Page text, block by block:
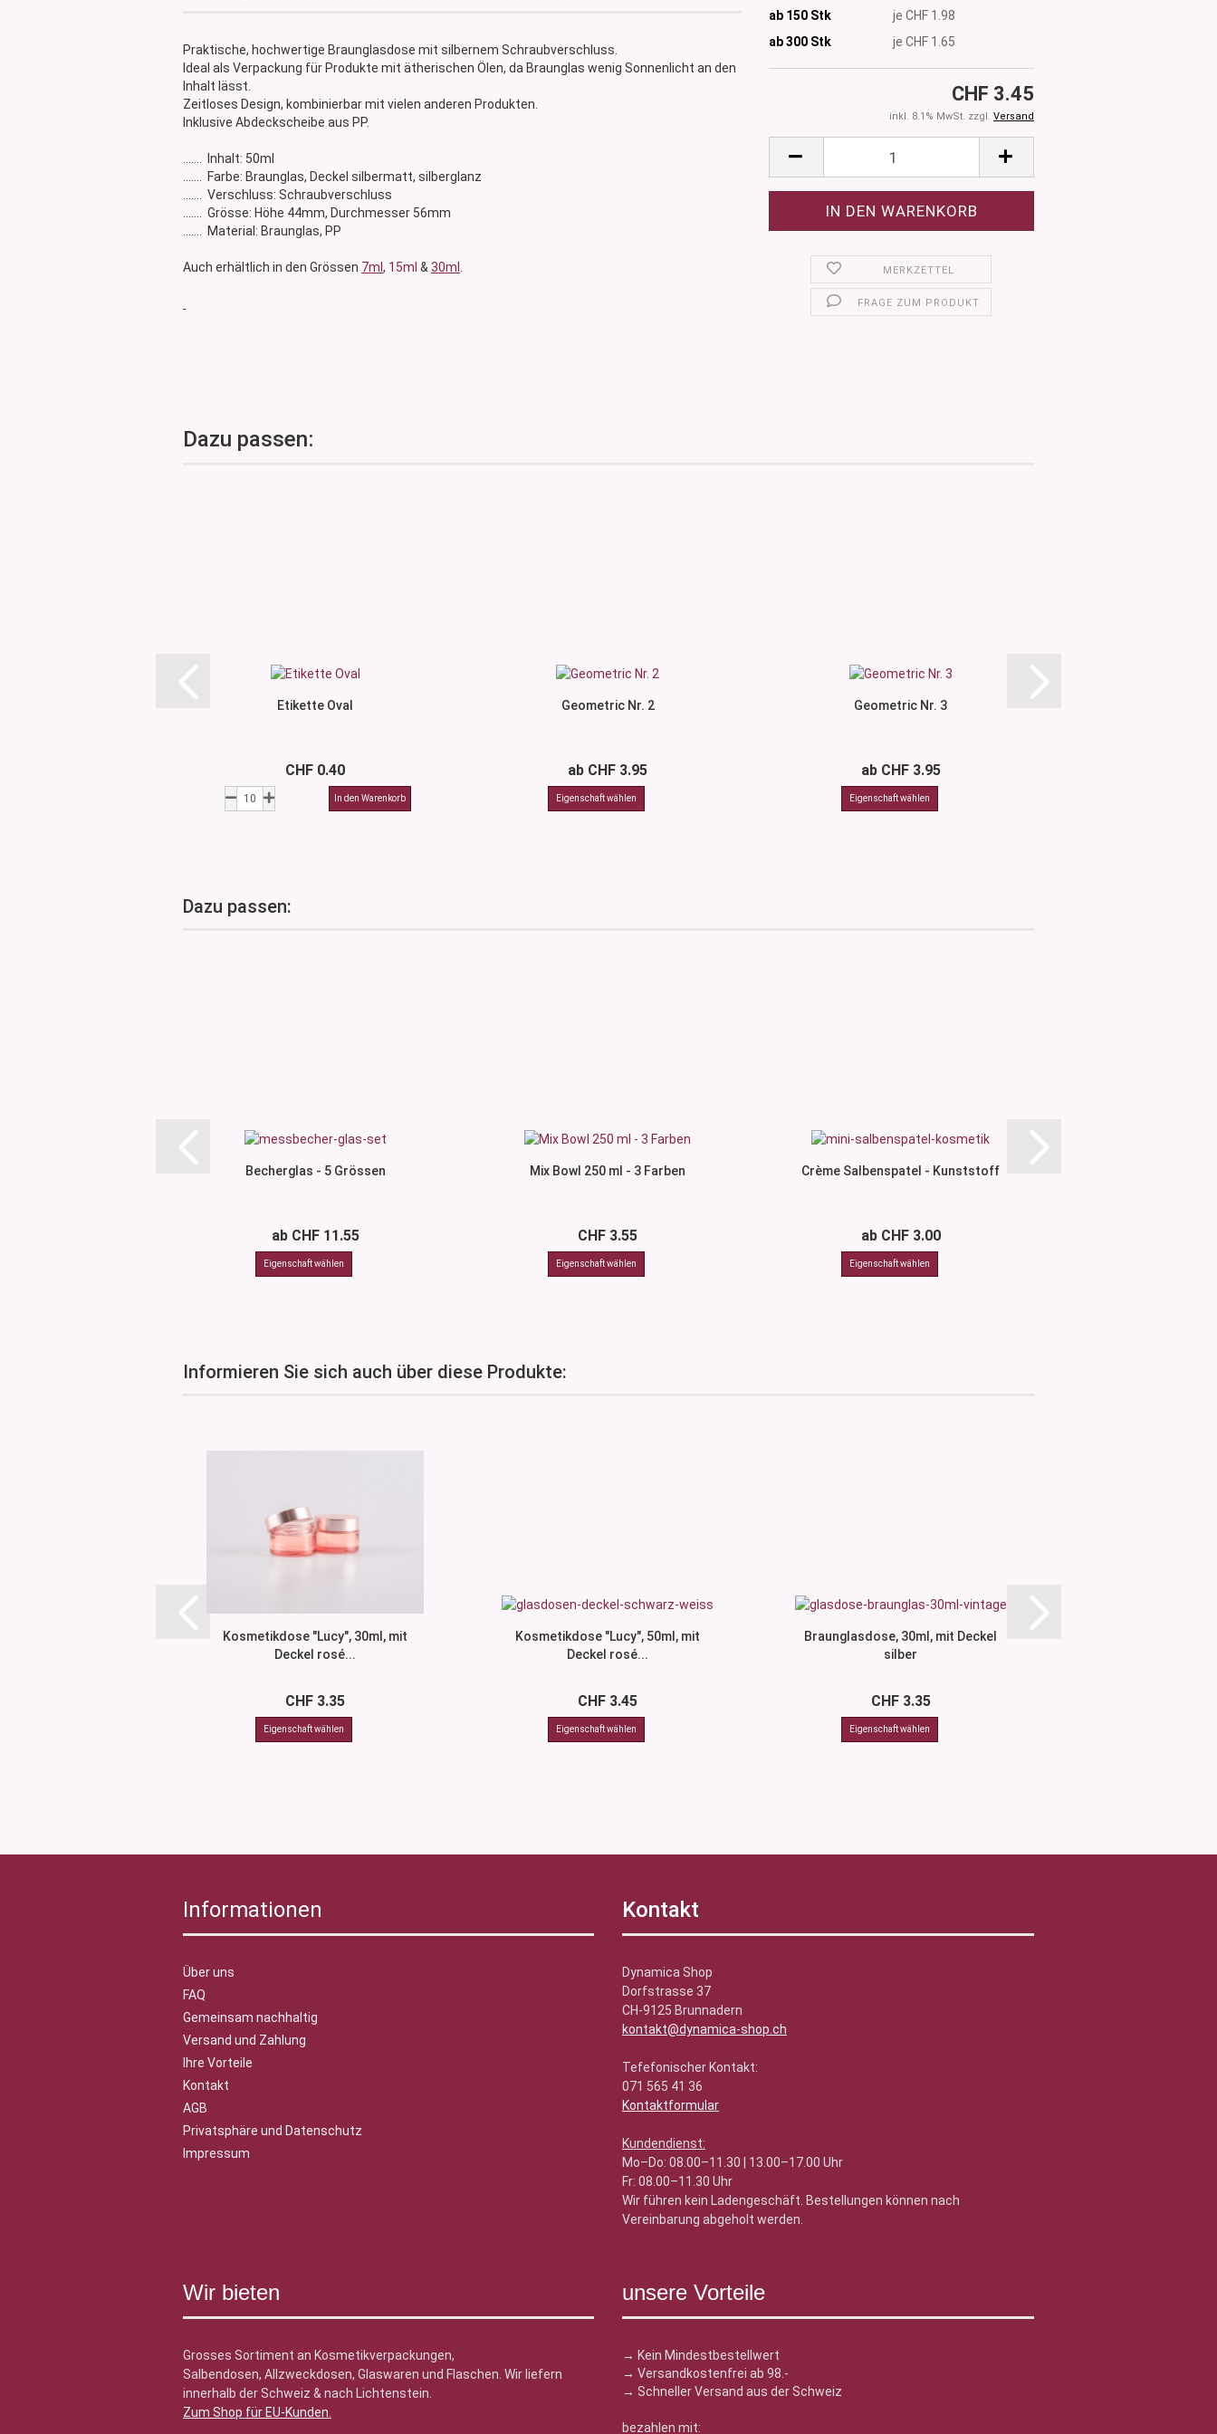
Dose Bambus & Walnut
Dose Neville
Dose Saba
ab 150 Stk
je CHF 1.98
ab 300Stk je CHF 1.65
CHF 3.45
inkl. 8.1% MwSt. zzgl. Versand
MERKZETTEL
FRAGE ZUM PRODUKT
Praktische, hochwertige Braunglasdose mit silbernem Schraubverschluss.
Ideal als Verpackung für Produkte mit ätherischen Ölen, da Braunglas wenig Sonnenlicht an den
Inhalt lässt.
Zeitloses Design, kombinierbar mit vielen anderen Produkten.
Inklusive Abdeckscheibe aus PP.
....... Inhalt: 50ml
....... Farbe: Braunglas, Deckel silbermatt, silberglanz
....... Verschluss: Schraubverschluss
....... Grösse: Höhe 44mm, Durchmesser 56mm
....... Material: Braunglas, PP
Auch erhältlich in den Grössen 7ml , 15ml & 30ml
Dazu passen:
Etikette Oval
CHF 0.40
Geometric Nr. 2
ab CHF 3.95
Geometric Nr. 3
ab CHF 3.95
Dazu passen:
Becherglas - 5 Grössen
ab CHF 11.55
Mix Bowl 250 ml - 3 Farben
CHF 3.55
Crème Salbenspatel - Kunststoff
ab CHF 3.00
Informieren Sie sich auch über diese Produkte:
Kosmetikdose "Lucy", 30ml, mit
Deckel rosé...
CHF 3.35
Kosmetikdose "Lucy", 50ml, mit
Deckel rosé...
CHF 3.45
Braunglasdose, 30ml, mit Deckel
silber
CHF 3.35
Informationen
Über uns
FAQ
Gemeinsam nachhaltig
Versand und Zahlung
Ihre Vorteile
Kontakt
AGB
Privatsphäre und Datenschutz
Impressum
Kontakt
Dynamica Shop
Dorfstrasse 37
CH-9125 Brunnadern
kontakt@dynamica-shop.ch
Tefefonischer Kontakt:
071 565 41 36
Kontaktformular
Kundendienst:
Mo–Do: 08.00–11.30 | 13.00–17.00 Uhr
Fr: 08.00–11.30 Uhr
Wir führen kein Ladengeschäft. Bestellungen können nach
Vereinbarung abgeholt werden.
Wir bieten
Grosses Sortiment an Kosmetikverpackungen,
Salbendosen, Allzweckdosen, Glaswaren und Flaschen. Wir liefern
innerhalb der Schweiz & nach Lichtenstein.
Zum Shop für EU-Kunden
unsere Vorteile
→ Kein Mindestbestellwert
→ Versandkostenfrei ab 98.-
→ Schneller Versand aus der Schweiz
bezahlen mit: